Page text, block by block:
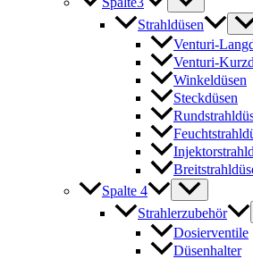
Strahldüsen
Venturi-
Venturi-
Winkeldüsen
Steckdüsen
Spalte 4
Strahlerzubehör
Dosierventile
Düsenhalter